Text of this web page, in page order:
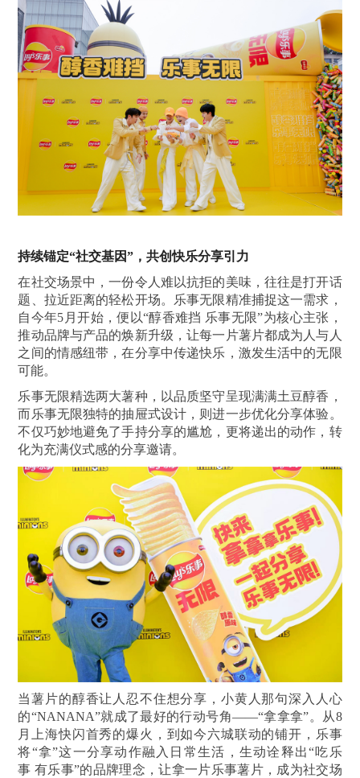
持续锚定“社交基因”，共创快乐分享引力
在社交场景中，一份令人难以抗拒的美味，往往是打开话
题、拉近距离的轻松开场。乐事无限精准捕捉这一需求，
自今年5月开始，便以“醇香难挡 乐事无限”为核心主张，
推动品牌与产品的焕新升级，让每一片薯片都成为人与人
之间的情感纽带，在分享中传递快乐，激发生活中的无限
可能。
乐事无限精选两大薯种，以品质坚守呈现满满土豆醇香，
而乐事无限独特的抽屉式设计，则进一步优化分享体验。
不仅巧妙地避免了手持分享的尴尬，更将递出的动作，转
化为充满仪式感的分享邀请。
当薯片的醇香让人忍不住想分享，小黄人那句深入人心
的“NANANA”就成了最好的行动号角——“拿拿拿”。从8
月上海快闪首秀的爆火，到如今六城联动的铺开，乐事
将“拿”这一分享动作融入日常生活，生动诠释出“吃乐
事 有乐事”的品牌理念，让拿一片乐事薯片，成为社交场